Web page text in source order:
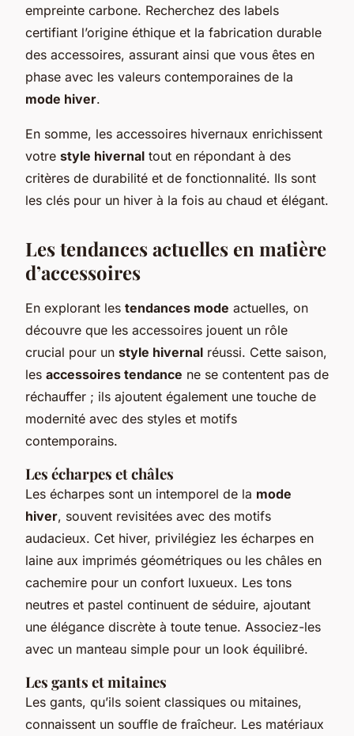
empreinte carbone. Recherchez des labels
certifiant l’origine éthique et la fabrication durable
des accessoires, assurant ainsi que vous êtes en
phase avec les valeurs contemporaines de la
mode hiver.
En somme, les accessoires hivernaux enrichissent
votre style hivernal tout en répondant à des
critères de durabilité et de fonctionnalité. Ils sont
les clés pour un hiver à la fois au chaud et élégant.
Les tendances actuelles en matière
d’accessoires
En explorant les tendances mode actuelles, on
découvre que les accessoires jouent un rôle
crucial pour un style hivernal réussi. Cette saison,
les accessoires tendance ne se contentent pas de
réchauffer ; ils ajoutent également une touche de
modernité avec des styles et motifs
contemporains.
Les écharpes et châles
Les écharpes sont un intemporel de la mode
hiver, souvent revisitées avec des motifs
audacieux. Cet hiver, privilégiez les écharpes en
laine aux imprimés géométriques ou les châles en
cachemire pour un confort luxueux. Les tons
neutres et pastel continuent de séduire, ajoutant
une élégance discrète à toute tenue. Associez-les
avec un manteau simple pour un look équilibré.
Les gants et mitaines
Les gants, qu’ils soient classiques ou mitaines,
connaissent un souffle de fraîcheur. Les matériaux